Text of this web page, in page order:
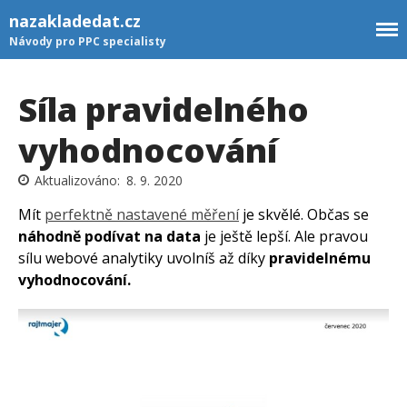
Newsletter
Rozcestník
Kontakt
nazakladedat.cz
Návody pro PPC specialisty
Síla pravidelného
vyhodnocování
8. 9. 2020
Mít perfektně nastavené měřeníje skvělé. Občas se
náhodně podívat na data je ještě lepší. Ale pravou
sílu webové analytiky uvolníš až díky pravidelnému
vyhodnocování.